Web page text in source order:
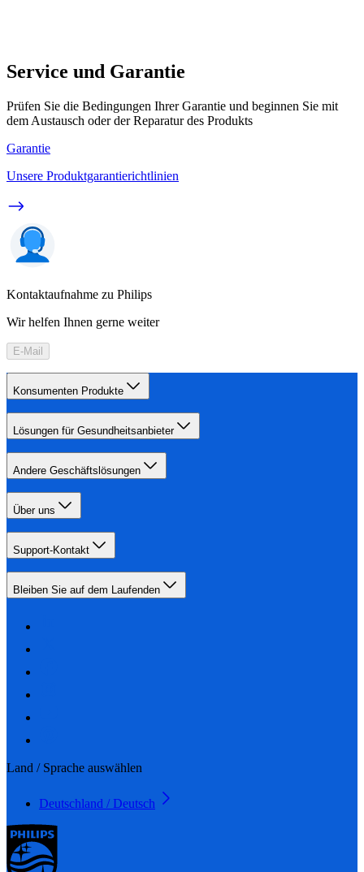
Service und Garantie
Prüfen Sie die Bedingungen Ihrer Garantie und beginnen Sie mit
dem Austausch oder der Reparatur des Produkts
Garantie
Unsere Produktgarantierichtlinien
Kontaktaufnahme zu Philips
Wir helfen Ihnen gerne weiter
E-Mail
Konsumenten Produkte
Lösungen für Gesundheitsanbieter
Andere Geschäftslösungen
Über uns
Support-Kontakt
Bleiben Sie auf dem Laufenden
Land / Sprache auswählen
Deutschland / Deutsch